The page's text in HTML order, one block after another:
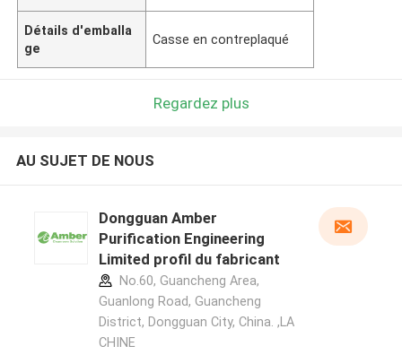
Détails d'emballa
ge
Casse en contreplaqué
Regardez plus
AU SUJET DE NOUS
Dongguan Amber
Purification Engineering
Limited profil du fabricant
No.60, Guancheng Area,
Guanlong Road, Guancheng
District, Dongguan City, China. ,LA
CHINE